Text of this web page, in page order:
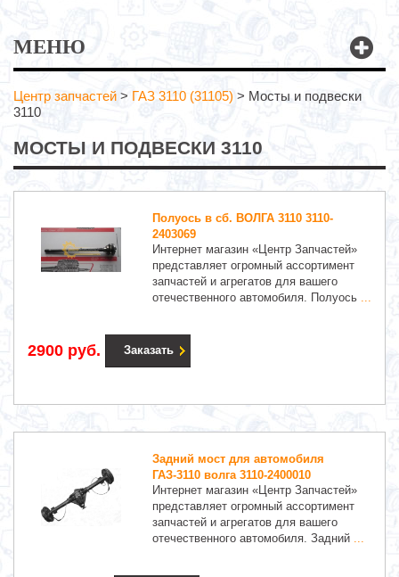
МЕНЮ
Центр запчастей > ГАЗ 3110 (31105) > Мосты и подвески
3110
МОСТЫ И ПОДВЕСКИ 3110
Полуось в сб. ВОЛГА 3110 3110-
2403069
Интернет магазин «Центр Запчастей»
представляет огромный ассортимент
запчастей и агрегатов для вашего
отечественного автомобиля. Полуось ...
2900 руб. Заказать
Задний мост для автомобиля
ГАЗ-3110 волга 3110-2400010
Интернет магазин «Центр Запчастей»
представляет огромный ассортимент
запчастей и агрегатов для вашего
отечественного автомобиля. Задний ...